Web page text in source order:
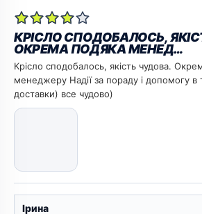
КРІСЛО СПОДОБАЛОСЬ,
ОКРЕМА ПОДЯКА МЕНЕД…
Крісло сподобалось, якість чудова.
менеджеру Надії за пораду і допомогу в
доставки) все чудово)
Ірина